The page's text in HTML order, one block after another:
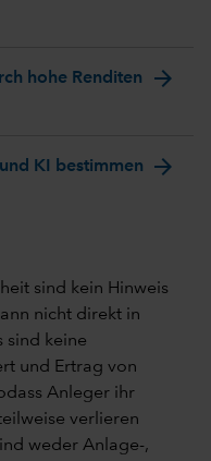
hohe Renditen
arrow_forward
KI bestimmen
arrow_forward
sind kein Hinweis
nicht direkt in
sind keine
und Ertrag von
Anleger ihr
verlieren
weder Anlage-,